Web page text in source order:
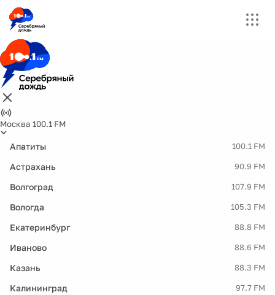
Москва 100.1 FM
Апатиты 100.1 FM
Астрахань 90.9 FM
Волгоград 107.9 FM
Вологда 105.3 FM
Екатеринбург 88.8 FM
Иваново 88.6 FM
Казань 88.3 FM
Калининград 97.7 FM